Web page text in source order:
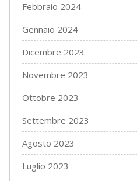
Febbraio 2024
Gennaio 2024
Dicembre 2023
Novembre 2023
Ottobre 2023
Settembre 2023
Agosto 2023
Luglio 2023